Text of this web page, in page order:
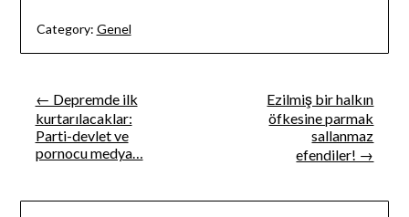
Category: Genel
Yazı
gezinmesi
← Depremde ilk
kurtarılacaklar:
Parti-devlet ve
pornocu medya…
Ezilmiş bir halkın
öfkesine parmak
sallanmaz
efendiler! →